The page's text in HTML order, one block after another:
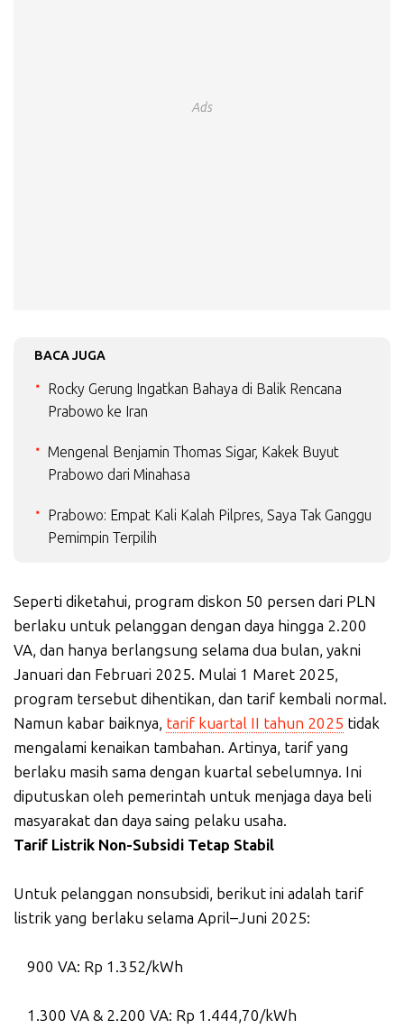
Ads
BACA JUGA
Rocky Gerung Ingatkan Bahaya di Balik Rencana
Prabowo ke Iran
Mengenal Benjamin Thomas Sigar, Kakek Buyut
Prabowo dari Minahasa
Prabowo: Empat Kali Kalah Pilpres, Saya Tak Ganggu
Pemimpin Terpilih
Seperti diketahui, program diskon 50 persen dari PLN
berlaku untuk pelanggan dengan daya hingga 2.200
VA, dan hanya berlangsung selama dua bulan, yakni
Januari dan Februari 2025. Mulai 1 Maret 2025,
program tersebut dihentikan, dan tarif kembali normal.
Namun kabar baiknya, tarif kuartal II tahun 2025 tidak
mengalami kenaikan tambahan. Artinya, tarif yang
berlaku masih sama dengan kuartal sebelumnya. Ini
diputuskan oleh pemerintah untuk menjaga daya beli
masyarakat dan daya saing pelaku usaha.
Tarif Listrik Non-Subsidi Tetap Stabil
Untuk pelanggan nonsubsidi, berikut ini adalah tarif
listrik yang berlaku selama April–Juni 2025:
900 VA: Rp 1.352/kWh
1.300 VA & 2.200 VA: Rp 1.444,70/kWh